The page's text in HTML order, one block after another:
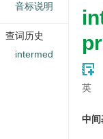
英
中间
音标说明
查词历史
intermed